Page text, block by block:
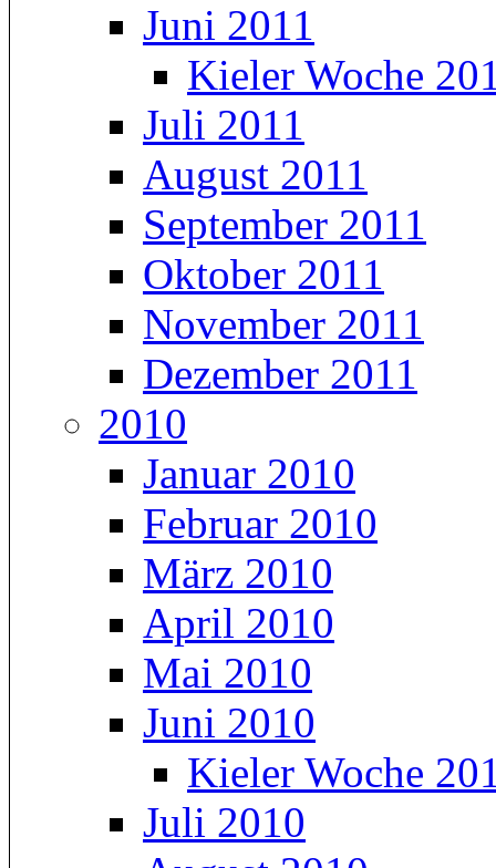
Juni 2011
Kieler Woche
Juli 2011
August 2011
September 2011
Oktober 2011
November 2011
Dezember 2011
2010
Januar 2010
Februar 2010
März 2010
April 2010
Mai 2010
Juni 2010
Kieler Woche
Juli 2010